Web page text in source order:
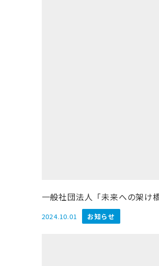
一般社団法人「未来への架け
投稿日
2024.10.01 お知らせ